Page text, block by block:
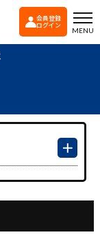
ぐんま不動産探し
会員登録
ログイン
MENU